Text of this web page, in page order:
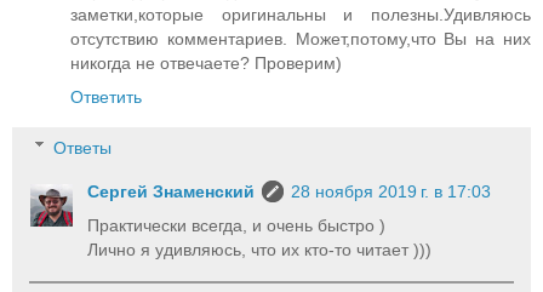
заметки,которые оригинальны и полезны.Удивляюсь
отсутствию комментариев. Может,потому,что Вы на них
никогда не отвечаете? Проверим)
Ответить
Ответы
Сергей Знаменский
28 ноября 2019 г. в 17:03
Практически всегда, и очень быстро )
Лично я удивляюсь, что их кто-то читает )))